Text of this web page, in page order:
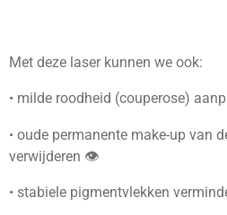
Met deze laser kunnen we ook:
• milde roodheid (couperose)
• oude permanente make-up van
verwijderen 👁️
• stabiele pigmentvlekken